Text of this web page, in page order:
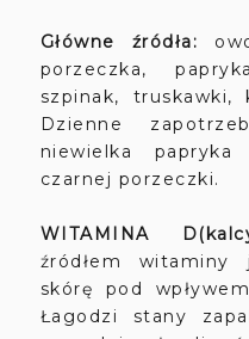
Główne źródła:
porzeczka,
szpinak, truskawki,
Dzienne
niewielka
czarnej porzeczki.
WITAMINA
źródłem
skórę pod
Łagodzi stany